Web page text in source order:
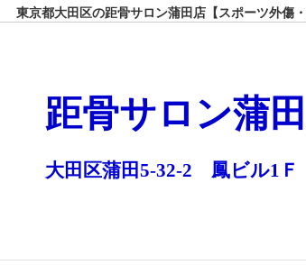
東京都大田区の距骨サロン蒲田店【スポーツ外傷
距骨サロン蒲
大田区蒲田5-32-2 鳳ビル1Ｆ